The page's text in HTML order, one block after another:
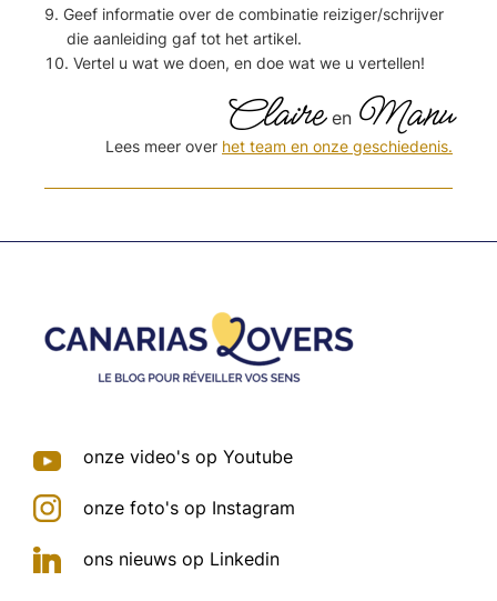
Geef informatie over de combinatie reiziger/schrijver
die aanleiding gaf tot het artikel.
Vertel u wat we doen, en doe wat we u vertellen!
Claire en Manu
Lees meer over het team en onze geschiedenis.
Footer
onze video's op Youtube
onze foto's op Instagram
ons nieuws op Linkedin